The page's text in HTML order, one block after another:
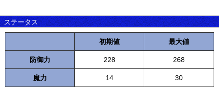
ステータス
初期値 最大値
防御力 228 268
魔力 14 30